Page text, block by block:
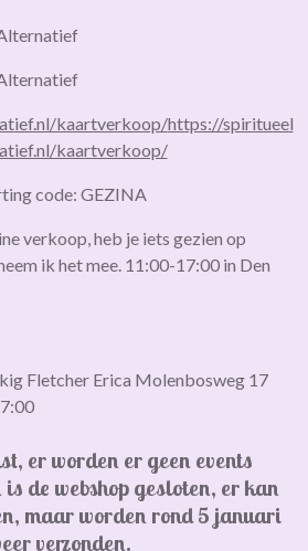
kaartverkoop/https://spiritueel
kaartverkoop/
code: GEZINA
verkoop, heb je iets gezien op
ik het mee. 11:00-17:00 in Den
Fletcher Erica Molenbosweg 17
er worden er geen events
de webshop gesloten, er kan
maar worden rond 5 januari
verzonden.